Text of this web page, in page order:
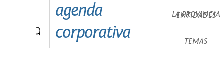
ENTIDADES
LA PROVINCIA
TEMAS
agenda
corporativa